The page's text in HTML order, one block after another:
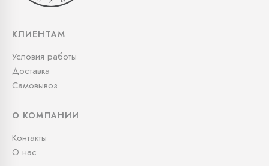
КЛИЕНТАМ
Условия работы
Доставка
Самовывоз
О КОМПАНИИ
Контакты
О нас